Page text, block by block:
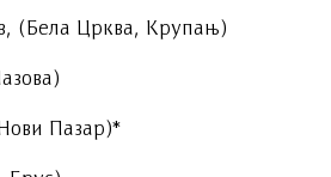
(Бела Црква, Крупањ)
Пазар)*